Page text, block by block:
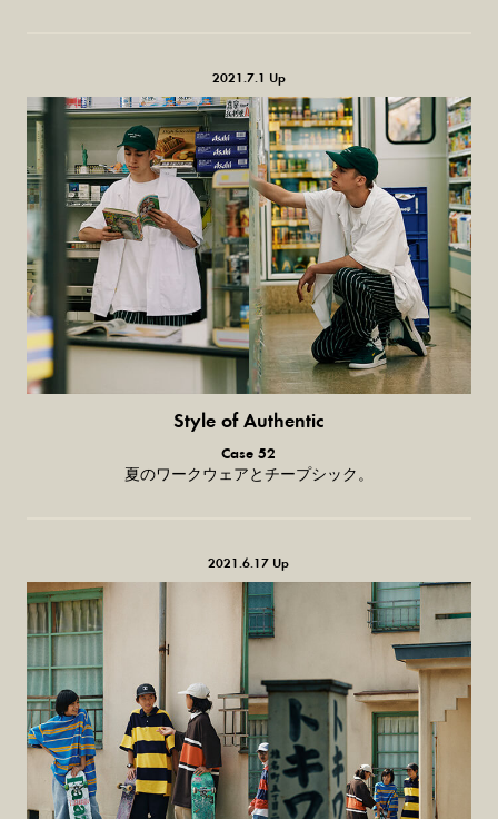
2021.7.1 Up
Style of Authentic
普通の服、
普通のスタイル。
Case 52
夏のワークウェアとチープシック。
2021.6.17 Up